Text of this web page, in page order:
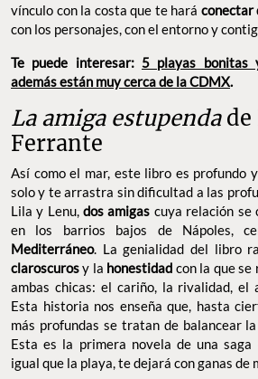
vínculo con la costa que te hará conectar
con los personajes, con el entorno y
Te puede interesar: 5 playas bonitas
además están muy cerca de la CDMX.
La amiga estupendade
Ferrante
Así como el mar, este libro es profundo
solo y te arrastra sin dificultad a las
Lila y Lenu,dos amigas cuya relación se
en los barrios bajos de Nápoles,
Mediterráneo. La genialidad del libro
claroscurosy la honestidad con la que
ambas chicas: el cariño, la rivalidad, el
Esta historia nos enseña que, hasta
más profundas se tratan de balancear
Esta es la primera novela de una saga
igual que la playa, te dejará con ganas de